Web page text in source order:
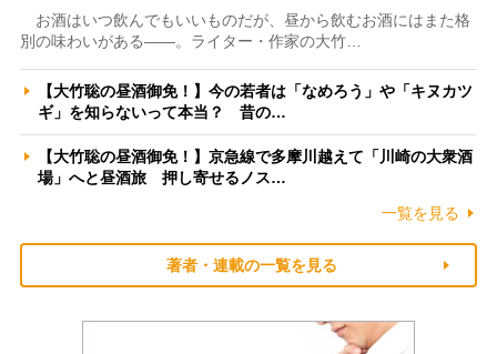
お酒はいつ飲んでもいいものだが、昼から飲むお酒にはまた格
別の味わいがある――。ライター・作家の大竹…
【大竹聡の昼酒御免！】今の若者は「なめろう」や「キヌカツ
ギ」を知らないって本当？ 昔の…
【大竹聡の昼酒御免！】京急線で多摩川越えて「川崎の大衆酒
場」へと昼酒旅 押し寄せるノス…
一覧を見る
著者・連載の一覧を見る